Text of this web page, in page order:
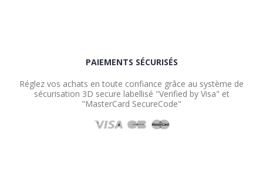
PAIEMENTS SÉCURISÉS
Réglez vos achats en toute confiance grâce au système de
sécurisation 3D secure labellisé "Verified by Visa" et
"MasterCard SecureCode"